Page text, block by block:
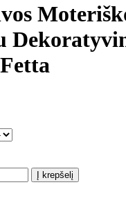
Į krepšelį